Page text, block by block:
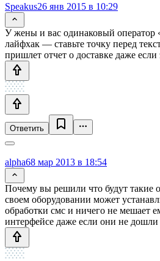
Speakus26 янв 2015 в 10:29
У жены и вас одинаковый оператор
лайфхак — ставьте точку перед
пришлет отчет о доставке даже если
Ответить
alpha68 мар 2013 в 18:54
Почему вы решили что будут такие
своем оборудовании может
обработки смс и ничего не мешает
интерфейсе даже если они не дошли